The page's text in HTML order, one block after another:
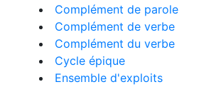
Complément de parole
Complément de verbe
Complément du verbe
Cycle épique
Ensemble d'exploits